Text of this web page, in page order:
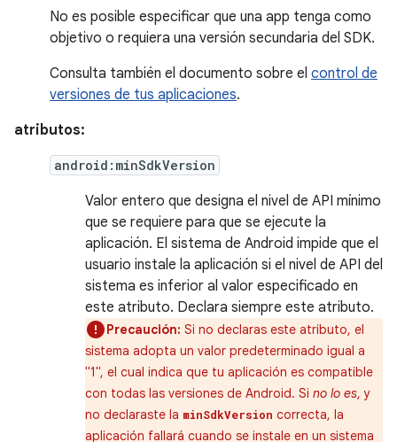
No es posible especificar que una app tenga como
objetivo o requiera una versión secundaria del SDK.
Consulta también el documento sobre el control de
versiones de tus aplicaciones.
atributos:
android:minSdkVersion
Valor entero que designa el nivel de API mínimo
que se requiere para que se ejecute la
aplicación. El sistema de Android impide que el
usuario instale la aplicación si el nivel de API del
sistema es inferior al valor especificado en
este atributo. Declara siempre este atributo.
Precaución: Si no declaras este atributo, el
sistema adopta un valor predeterminado igual a
"1", el cual indica que tu aplicación es compatible
con todas las versiones de Android. Si no lo es, y
no declaraste la minSdkVersion correcta, la
aplicación fallará cuando se instale en un sistema